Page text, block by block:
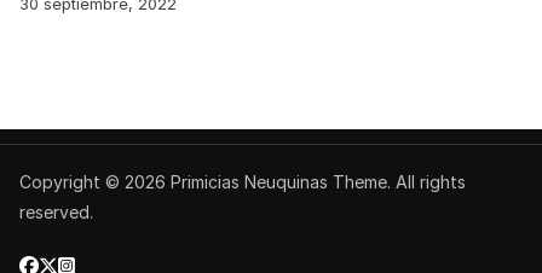
Copyright © 2026 Primicias Neuquinas Theme. All rights
reserved.